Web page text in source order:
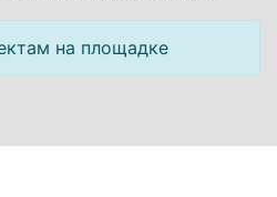
на площадке